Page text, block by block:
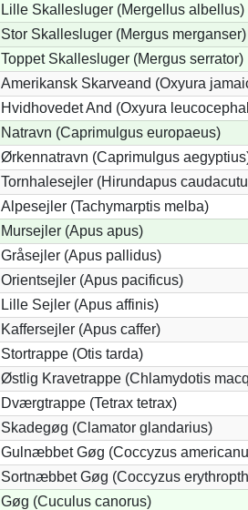
Lille Skallesluger (Mergellus albellus)
Stor Skallesluger (Mergus merganser)
Toppet Skallesluger (Mergus serrator)
Amerikansk Skarveand (Oxyura
Hvidhovedet And (Oxyura
Natravn (Caprimulgus europaeus)
Ørkennatravn (Caprimulgus
Tornhalesejler (Hirundapus
Alpesejler (Tachymarptis melba)
Mursejler (Apus apus)
Gråsejler (Apus pallidus)
Orientsejler (Apus pacificus)
Lille Sejler (Apus affinis)
Kaffersejler (Apus caffer)
Stortrappe (Otis tarda)
Østlig Kravetrappe (Chlamydotis
Dværgtrappe (Tetrax tetrax)
Skadegøg (Clamator glandarius)
Gulnæbbet Gøg (Coccyzus
Sortnæbbet Gøg (Coccyzus
Gøg (Cuculus canorus)